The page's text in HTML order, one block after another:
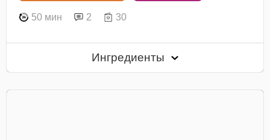
50 мин 2 30
Ингредиенты